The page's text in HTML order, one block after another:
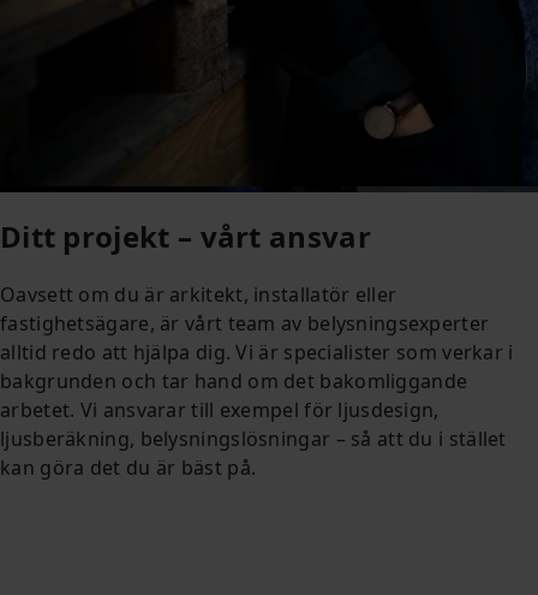
Ditt projekt – vårt ansvar
Oavsett om du är arkitekt, installatör eller
fastighetsägare, är vårt team av belysningsexperter
alltid redo att hjälpa dig. Vi är specialister som verkar i
bakgrunden och tar hand om det bakomliggande
arbetet. Vi ansvarar till exempel för ljusdesign,
ljusberäkning, belysningslösningar – så att du i stället
kan göra det du är bäst på.